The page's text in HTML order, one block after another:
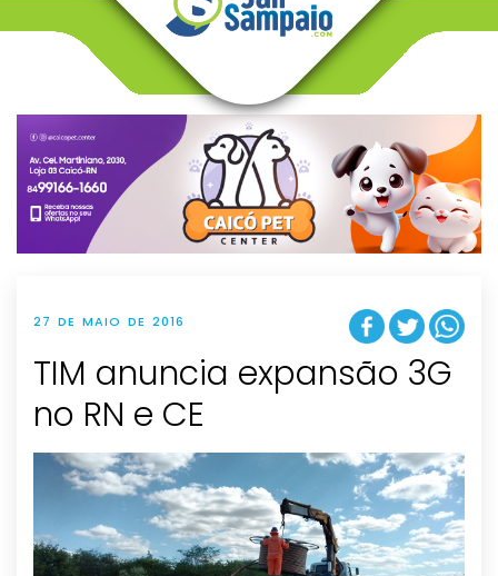
v
g
t
i
o
n
27 DE MAIO DE 2016
TIM anuncia expansão 3G
no RN e CE